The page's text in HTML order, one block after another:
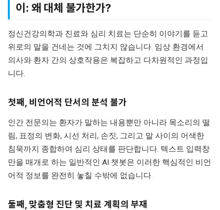
이: 왜 대체 불가한가?
정신건강의학과 진료와 심리 치료는 단순히 이야기를 듣고
위로의 말을 건네는 것에 그치지 않습니다. 임상 환경에서
의사와 환자 간의 상호작용은 복잡하고 다차원적인 과정입
니다.
첫째, 비언어적 단서의 분석 불가
인간 전문의는 환자가 말하는 내용뿐만 아니라 목소리의 떨
림, 표정의 변화, 시선 처리, 손짓, 그리고 말 사이의 어색한
침묵까지 종합하여 심리 상태를 판단합니다. 텍스트 입력창
만을 매개로 하는 일반적인 AI 챗봇은 이러한 핵심적인 비언
어적 정보를 완전히 놓칠 수밖에 없습니다.
둘째, 맞춤형 진단 및 치료 계획의 부재